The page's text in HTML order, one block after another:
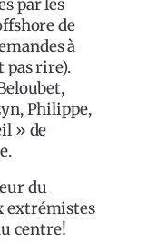
par les
de
à
pas rire).
Philippe,
» de
du
extrémistes
centre!